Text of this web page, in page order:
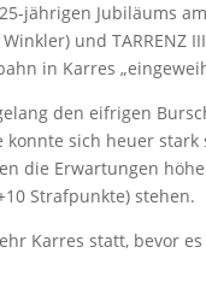
jährigen Jubiläums
und TARRENZ
in Karres
den eifrigen
sich heuer
die Erwartungen
Strafpunkte) stehen.
Karres statt, bevor